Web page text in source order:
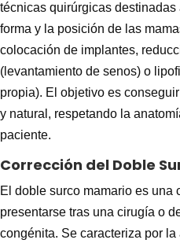
técnicas quirúrgicas
forma y la posición de las
colocación de implantes,
(levantamiento de senos) o
propia). El objetivo es
y natural, respetando la
paciente.
Corrección del Doble
El doble surco mamario es una
presentarse tras una cirugía o
congénita. Se caracteriza por